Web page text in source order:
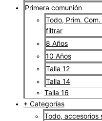
Primera comunión
Todo, Prim. Com.
filtrar
8 Años
10 Años
Talla 12
Talla 14
Talla 16
+ Categorías
Todo, accesorios